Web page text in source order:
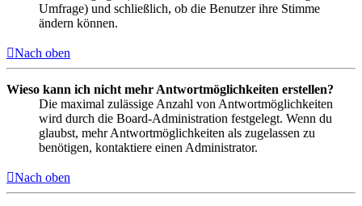
Umfrage) und schließlich, ob die Benutzer ihre Stimme
ändern können.
Nach oben
Wieso kann ich nicht mehr Antwortmöglichkeiten erstellen?
Die maximal zulässige Anzahl von Antwortmöglichkeiten
wird durch die Board-Administration festgelegt. Wenn du
glaubst, mehr Antwortmöglichkeiten als zugelassen zu
benötigen, kontaktiere einen Administrator.
Nach oben